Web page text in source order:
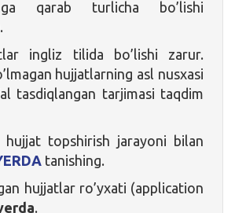
qarab turlicha bo’lishi
ingliz tilida bo’lishi zarur.
hujjatlarning asl nusxasi
tasdiqlangan tarjimasi taqdim
hujjat topshirish jarayoni bilan
tanishing.
hujjatlar ro’yxati (application
.